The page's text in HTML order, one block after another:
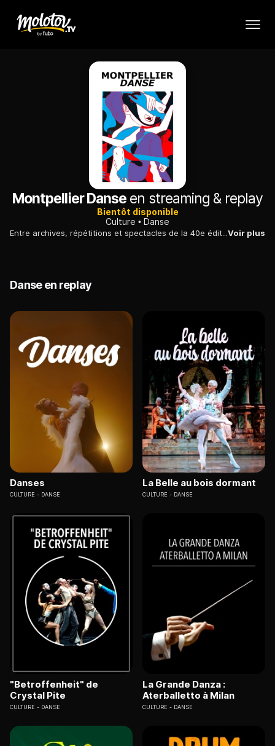
Montpellier Danse en streaming & replay
Bientôt disponible
Culture
Danse
Entre archives, répétitions et spectacles de la 40e édition, chamboulée par la pandémie, portrait d'un festival qui fait vivre la danse avec passion depuis quatre décennies.Voir plus
Danse en replay
Danses
CULTURE DANSE
La Belle au bois dormant
CULTURE DANSE
"Betroffenheit" de
Crystal Pite
CULTURE DANSE
La Grande Danza :
Aterballetto à Milan
CULTURE DANSE